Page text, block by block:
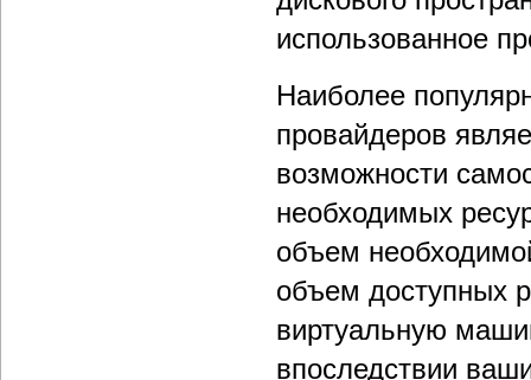
использованное
Наиболее
провайдеров
возможности
необходимых
объем
объем доступных
виртуальную
впоследствии